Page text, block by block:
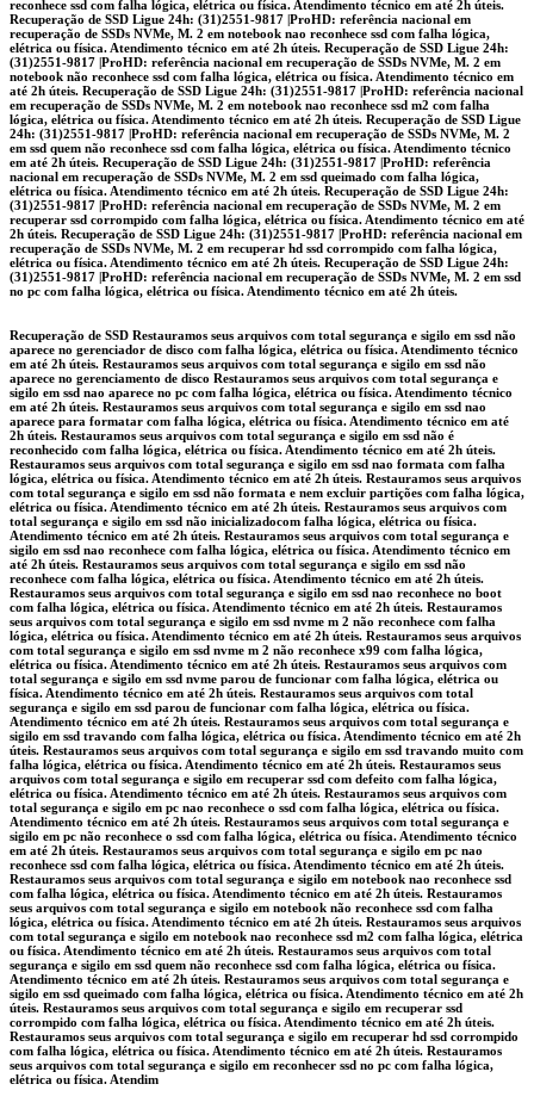
Recuperação de SSD Restauramos seus arquivos com total segurança e sigilo em ssd não
aparece no gerenciador de disco com falha lógica, elétrica ou física. Atendimento técnico
em até 2h úteis. Restauramos seus arquivos com total segurança e sigilo em ssd não
aparece no gerenciamento de disco Restauramos seus arquivos com total segurança e
sigilo em ssd nao aparece no pc com falha lógica, elétrica ou física. Atendimento técnico
em até 2h úteis. Restauramos seus arquivos com total segurança e sigilo em ssd nao
aparece para formatar com falha lógica, elétrica ou física. Atendimento técnico em até
2h úteis. Restauramos seus arquivos com total segurança e sigilo em ssd não é
reconhecido com falha lógica, elétrica ou física. Atendimento técnico em até 2h úteis.
Restauramos seus arquivos com total segurança e sigilo em ssd nao formata com falha
lógica, elétrica ou física. Atendimento técnico em até 2h úteis. Restauramos seus arquivos
com total segurança e sigilo em ssd não formata e nem excluir partições com falha lógica,
elétrica ou física. Atendimento técnico em até 2h úteis. Restauramos seus arquivos com
total segurança e sigilo em ssd não inicializadocom falha lógica, elétrica ou física.
Atendimento técnico em até 2h úteis. Restauramos seus arquivos com total segurança e
sigilo em ssd nao reconhece com falha lógica, elétrica ou física. Atendimento técnico em
até 2h úteis. Restauramos seus arquivos com total segurança e sigilo em ssd não
reconhece com falha lógica, elétrica ou física. Atendimento técnico em até 2h úteis.
Restauramos seus arquivos com total segurança e sigilo em ssd nao reconhece no boot
com falha lógica, elétrica ou física. Atendimento técnico em até 2h úteis. Restauramos
seus arquivos com total segurança e sigilo em ssd nvme m 2 não reconhece com falha
lógica, elétrica ou física. Atendimento técnico em até 2h úteis. Restauramos seus arquivos
com total segurança e sigilo em ssd nvme m 2 não reconhece x99 com falha lógica,
elétrica ou física. Atendimento técnico em até 2h úteis. Restauramos seus arquivos com
total segurança e sigilo em ssd nvme parou de funcionar com falha lógica, elétrica ou
física. Atendimento técnico em até 2h úteis. Restauramos seus arquivos com total
segurança e sigilo em ssd parou de funcionar com falha lógica, elétrica ou física.
Atendimento técnico em até 2h úteis. Restauramos seus arquivos com total segurança e
sigilo em ssd travando com falha lógica, elétrica ou física. Atendimento técnico em até 2h
úteis. Restauramos seus arquivos com total segurança e sigilo em ssd travando muito com
falha lógica, elétrica ou física. Atendimento técnico em até 2h úteis. Restauramos seus
arquivos com total segurança e sigilo em recuperar ssd com defeito com falha lógica,
elétrica ou física. Atendimento técnico em até 2h úteis. Restauramos seus arquivos com
total segurança e sigilo em pc nao reconhece o ssd com falha lógica, elétrica ou física.
Atendimento técnico em até 2h úteis. Restauramos seus arquivos com total segurança e
sigilo em pc não reconhece o ssd com falha lógica, elétrica ou física. Atendimento técnico
em até 2h úteis. Restauramos seus arquivos com total segurança e sigilo em pc nao
reconhece ssd com falha lógica, elétrica ou física. Atendimento técnico em até 2h úteis.
Restauramos seus arquivos com total segurança e sigilo em notebook nao reconhece ssd
com falha lógica, elétrica ou física. Atendimento técnico em até 2h úteis. Restauramos
seus arquivos com total segurança e sigilo em notebook não reconhece ssd com falha
lógica, elétrica ou física. Atendimento técnico em até 2h úteis. Restauramos seus arquivos
com total segurança e sigilo em notebook nao reconhece ssd m2 com falha lógica, elétrica
ou física. Atendimento técnico em até 2h úteis. Restauramos seus arquivos com total
segurança e sigilo em ssd quem não reconhece ssd com falha lógica, elétrica ou física.
Atendimento técnico em até 2h úteis. Restauramos seus arquivos com total segurança e
sigilo em ssd queimado com falha lógica, elétrica ou física. Atendimento técnico em até 2h
úteis. Restauramos seus arquivos com total segurança e sigilo em recuperar ssd
corrompido com falha lógica, elétrica ou física. Atendimento técnico em até 2h úteis.
Restauramos seus arquivos com total segurança e sigilo em recuperar hd ssd corrompido
com falha lógica, elétrica ou física. Atendimento técnico em até 2h úteis. Restauramos
seus arquivos com total segurança e sigilo em reconhecer ssd no pc com falha lógica,
elétrica ou física. Atendim